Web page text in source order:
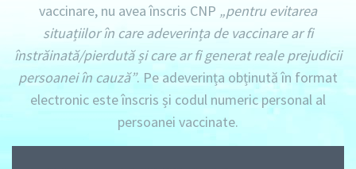
vaccinare, nu avea înscris CNP „pentru evitarea
situațiilor în care adeverința de vaccinare ar fi
înstrăinată/pierdută și care ar fi generat reale prejudicii
persoanei în cauză”. Pe adeverința obținută în format
electronic este înscris și codul numeric personal al
persoanei vaccinate.